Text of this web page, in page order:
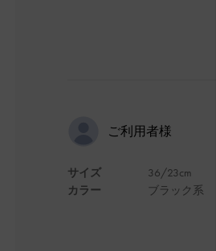
ご利用者様
サイズ
カラー
36/23cm
ブラック系